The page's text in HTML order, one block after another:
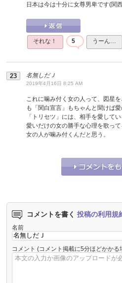
日本は今は十分に女尊男卑です(関
それな！ 5 うーん…
名無しだＪ
2019年4月16日 8:25 AM
これに噛み付く女の人って、図星
も「関白宣言」もちゃんと聞けば
「トリセツ」には、相手を愛して
愛いだけの女の勝手な心理を歌っ
女の人が噛み付くんだと思う。
4 うーん…
コメントを書く 投稿の利用規
名前
コメント (コメント掲載に5分ほどかかる